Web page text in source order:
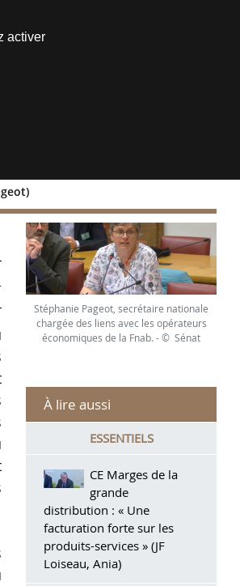
Stéphanie Pageot, secrétaire nationale
chargée des liens avec les opérateurs
économiques de la Fnab. - © Sénat
À lire aussi
ESSENTIELS
CE Marges de la
grande
distribution : « Une
facturation forte sur les
produits-services » (JF
Loiseau, Ania)
activer